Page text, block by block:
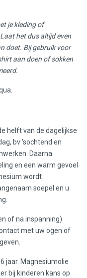
je kleding of
het dus altijd even
doet. Bij gebruik voor
aan doen of sokken
helft van de dagelijkse
bv 'sochtend en
Daarna
en een warm gevoel
wordt
soepel en u
of na inspanning)
met uw ogen of
jaar. Magnesiumolie
bij kinderen kans op